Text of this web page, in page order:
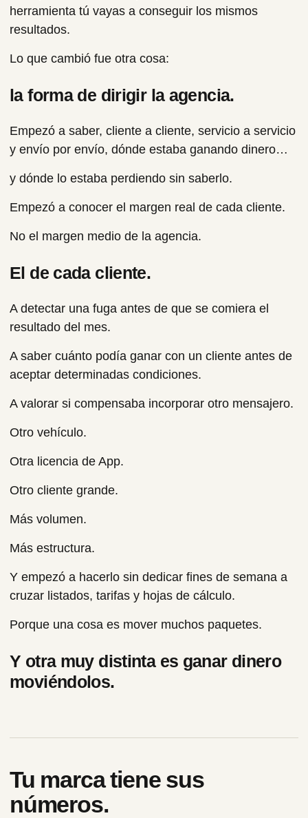
herramienta tú vayas a conseguir los mismos
resultados.
Lo que cambió fue otra cosa:
la forma de dirigir la agencia.
Empezó a saber, cliente a cliente, servicio a servicio
y envío por envío, dónde estaba ganando dinero…
y dónde lo estaba perdiendo sin saberlo.
Empezó a conocer el margen real de cada cliente.
No el margen medio de la agencia.
El de cada cliente.
A detectar una fuga antes de que se comiera el
resultado del mes.
A saber cuánto podía ganar con un cliente antes de
aceptar determinadas condiciones.
A valorar si compensaba incorporar otro mensajero.
Otro vehículo.
Otra licencia de App.
Otro cliente grande.
Más volumen.
Más estructura.
Y empezó a hacerlo sin dedicar fines de semana a
cruzar listados, tarifas y hojas de cálculo.
Porque una cosa es mover muchos paquetes.
Y otra muy distinta es ganar dinero
moviéndolos.
Tu marca tiene sus
números.